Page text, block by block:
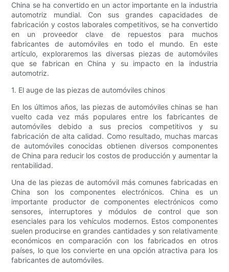
China se ha convertido en un actor importante en la industria
automotriz mundial. Con sus grandes capacidades de
fabricación y costos laborales competitivos, se ha convertido
en un proveedor clave de repuestos para muchos
fabricantes de automóviles en todo el mundo. En este
artículo, exploraremos las diversas piezas de automóviles
que se fabrican en China y su impacto en la industria
automotriz.
1. El auge de las piezas de automóviles chinos
En los últimos años, las piezas de automóviles chinas se han
vuelto cada vez más populares entre los fabricantes de
automóviles debido a sus precios competitivos y su
fabricación de alta calidad. Como resultado, muchas marcas
de automóviles conocidas obtienen diversos componentes
de China para reducir los costos de producción y aumentar la
rentabilidad.
Una de las piezas de automóvil más comunes fabricadas en
China son los componentes electrónicos. China es un
importante productor de componentes electrónicos como
sensores, interruptores y módulos de control que son
esenciales para los vehículos modernos. Estos componentes
suelen producirse en grandes cantidades y son relativamente
económicos en comparación con los fabricados en otros
países, lo que los convierte en una opción atractiva para los
fabricantes de automóviles.